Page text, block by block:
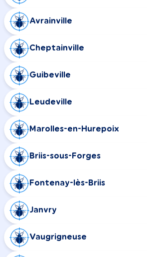
Avrainville
Cheptainville
Guibeville
Leudeville
Marolles-en-Hurepoix
Briis-sous-Forges
Fontenay-lès-Briis
Janvry
Vaugrigneuse